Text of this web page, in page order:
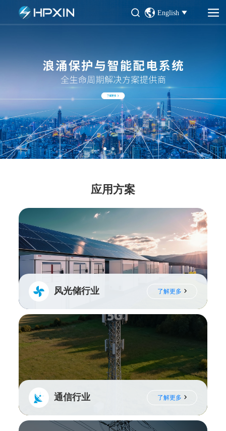
English
应用方案
风光储行业 了解更多
通信行业 了解更多